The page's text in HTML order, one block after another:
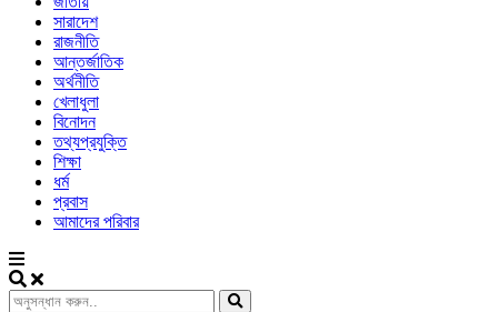
সারাদেশ
রাজনীতি
আন্তর্জাতিক
অর্থনীতি
খেলাধুলা
বিনোদন
তথ্যপ্রযুক্তি
শিক্ষা
ধর্ম
প্রবাস
আমাদের পরিবার